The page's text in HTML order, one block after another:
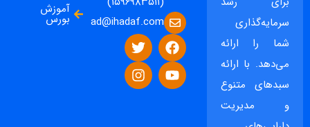
سرمایه‌گذاری
شما را ارائه
می‌دهد. با ارائه
سبدهای متنوع
و مدیریت
ad@ihadaf.com
آموزش
بورس